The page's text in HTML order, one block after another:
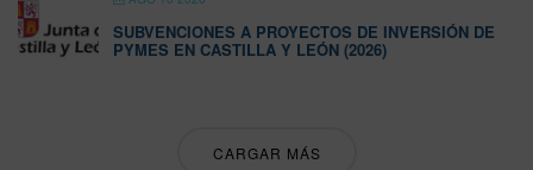
SUBVENCIONES A PROYECTOS DE INVERSIÓN DE
PYMES EN CASTILLA Y LEÓN (2026)
CARGAR MÁS